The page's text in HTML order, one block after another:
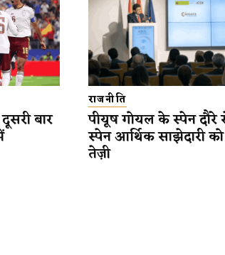
बार
राजनीति
पीयूष गोयल के स्पेन दौरे
स्पेन आर्थिक साझेदारी
तेज़ी